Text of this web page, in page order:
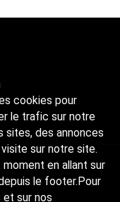
cookies pour
le trafic sur notre
sites, des annonces
sur notre site.
en allant sur
le footer.Pour
et sur nos